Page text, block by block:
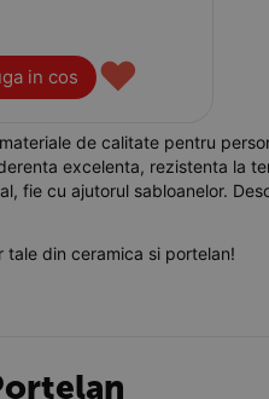
de calitate pentru
excelenta, rezistenta la
fie cu ajutorul sabloanelor.
din ceramica si portelan!
in cos ♥